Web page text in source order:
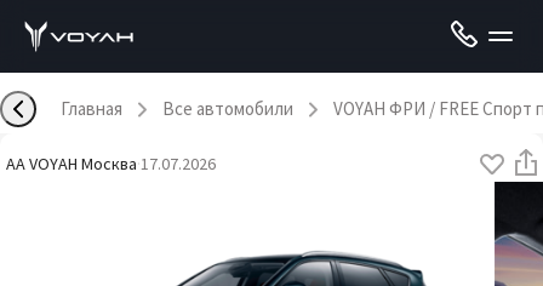
Главная Все автомобили VOYAH ФРИ / FREE
AA VOYAH Москва·17.07.2026